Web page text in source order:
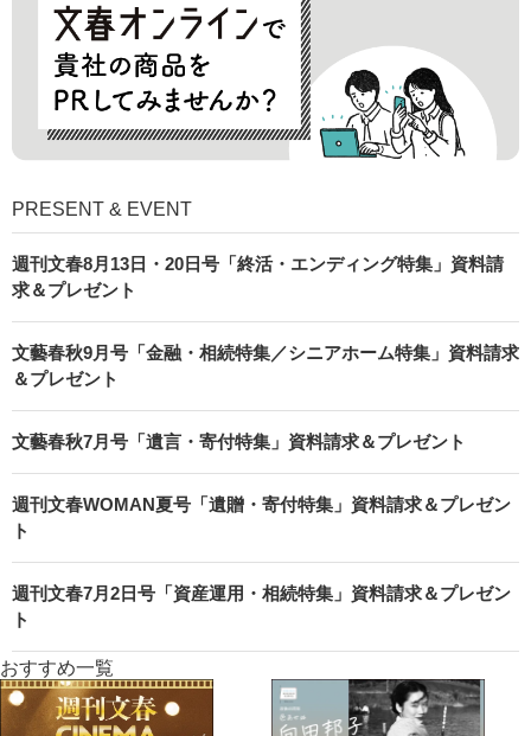
PRESENT & EVENT
週刊文春8月13日・20日号「終活・エンディング特集」資料請
求＆プレゼント
文藝春秋9月号「金融・相続特集／シニアホーム特集」資料請求
＆プレゼント
文藝春秋7月号「遺言・寄付特集」資料請求＆プレゼント
週刊文春WOMAN夏号「遺贈・寄付特集」資料請求＆プレゼン
ト
週刊文春7月2日号「資産運用・相続特集」資料請求＆プレゼン
ト
おすすめ一覧